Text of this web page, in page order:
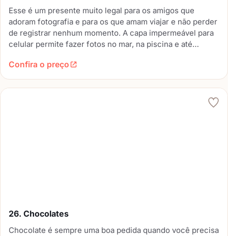
Esse é um presente muito legal para os amigos que
adoram fotografia e para os que amam viajar e não perder
de registrar nenhum momento. A capa impermeável para
celular permite fazer fotos no mar, na piscina e até
seu amigo.
Confira o preço
26. Chocolates
Chocolate é sempre uma boa pedida quando você precisa